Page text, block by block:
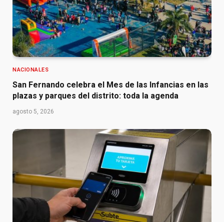
NACIONALES
San Fernando celebra el Mes de las Infancias en las
plazas y parques del distrito: toda la agenda
agosto 5, 2026